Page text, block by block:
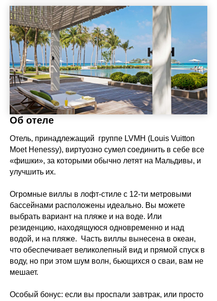
Об отеле
Отель, принадлежащий группе LVMH (Louis Vuitton
Moet Henessy), виртуозно сумел соединить в себе все
«фишки», за которыми обычно летят на Мальдивы, и
улучшить их.
Огромные виллы в лофт-стиле с 12-ти метровыми
бассейнами расположены идеально. Вы можете
выбрать вариант на пляже и на воде. Или
резиденцию, находящуюся одновременно и над
водой, и на пляже. Часть виллы вынесена в океан,
что обеспечивает великолепный вид и прямой спуск в
воду, но при этом шум волн, бьющихся о сваи, вам не
мешает.
Особый бонус: если вы проспали завтрак, или просто